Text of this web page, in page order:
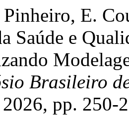
E.
Saúde e
Brasileiro
pp. 250-